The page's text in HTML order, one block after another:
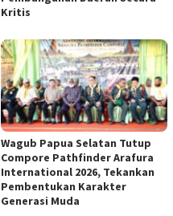
Kritis
Wagub Papua Selatan Tutup
Compore Pathfinder Arafura
International 2026, Tekankan
Pembentukan Karakter
Generasi Muda